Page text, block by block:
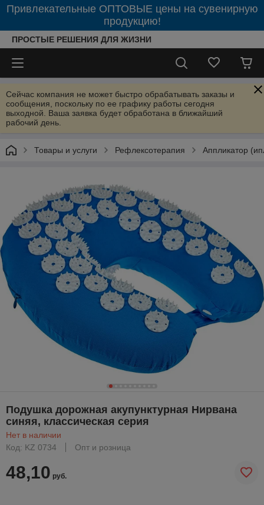
Привлекательные ОПТОВЫЕ цены на сувенирную
продукцию!
ПРОСТЫЕ РЕШЕНИЯ ДЛЯ ЖИЗНИ
Сейчас компания не может быстро обрабатывать заказы и
сообщения, поскольку по ее графику работы сегодня
выходной. Ваша заявка будет обработана в ближайший
рабочий день.
Товары и услуги Рефлексотерапия Аппликатор
Подушка дорожная акупунктурная Нирвана
синяя, классическая серия
Нет в наличии
Код: KZ 0734
Опт и розница
48,10 руб.